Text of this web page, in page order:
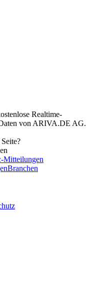
Realtime-
von ARIVA.DE AG.
Mitteilungen
Branchen